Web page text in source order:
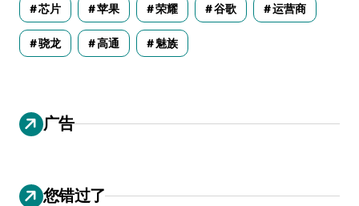
芯片 苹果 荣耀 谷歌 运营商
骁龙 高通 魅族
广告
您错过了